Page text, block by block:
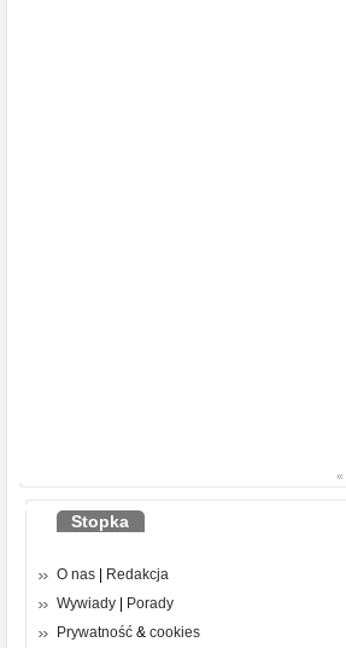
«
Stopka
O nas | Redakcja
Wywiady | Porady
Prywatność & cookies